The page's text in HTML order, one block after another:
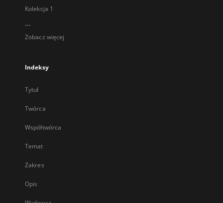
Kolekcja 1
...
Zobacz więcej
Indeksy
Tytuł
Twórca
Współtwórca
Temat
Zakres
Opis